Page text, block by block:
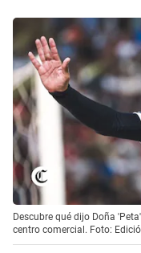
Descubre qué dijo Doña
centro comercial. Foto: